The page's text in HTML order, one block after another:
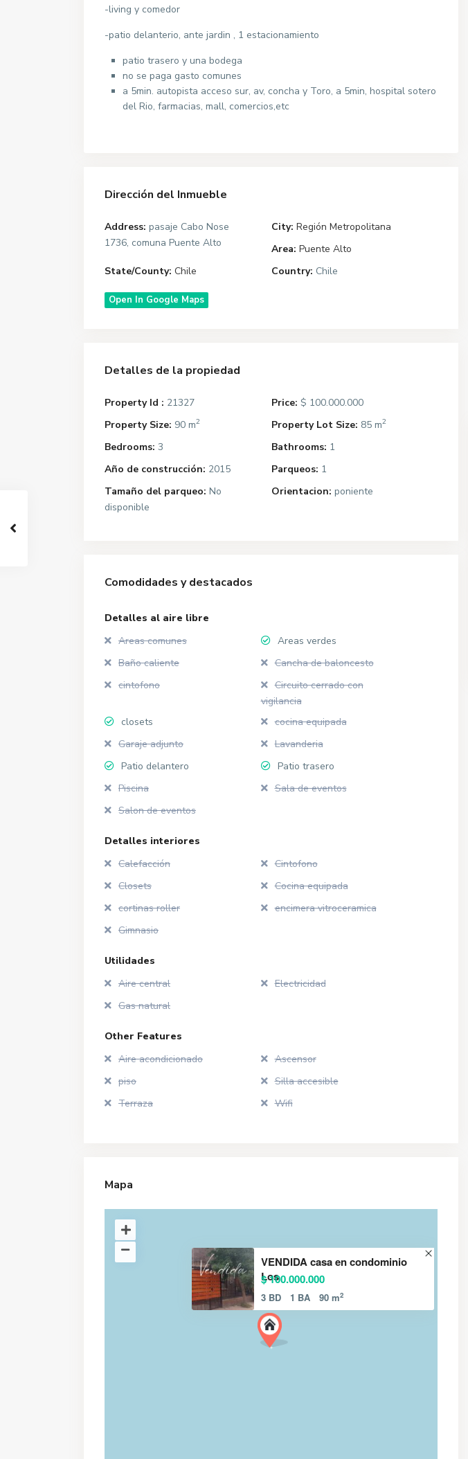
-living y comedor
-patio delanterio, ante jardin , 1 estacionamiento
patio trasero y una bodega
no se paga gasto comunes
a 5min. autopista acceso sur, av, concha y Toro, a 5min, hospital sotero
del Rio, farmacias, mall, comercios,etc
Dirección del Inmueble
Address: pasaje Cabo Nose
1736, comuna Puente Alto
City: Región Metropolitana
Area: Puente Alto
State/County: Chile Country: Chile
Open In Google Maps
Detalles de la propiedad
Property Id : 21327 Price: $ 100.000.000
Property Size: 90 m2 Property Lot Size: 85 m2
Bedrooms: 3 Bathrooms: 1
Año de construcción: 2015 Parqueos: 1
Tamaño del parqueo: No
disponible
Orientacion: poniente
Comodidades y destacados
Detalles al aire libre
Areas comunes
Areas verdes
Baño caliente
Cancha de baloncesto
cintofono
Circuito cerrado con
vigilancia
closets
cocina equipada
Garaje adjunto
Lavanderia
Patio delantero
Patio trasero
Piscina
Sala de eventos
Salon de eventos
Detalles interiores
Calefacción
Cintofono
Closets
Cocina equipada
cortinas roller
encimera vitroceramica
Gimnasio
Utilidades
Aire central
Electricidad
Gas natural
Other Features
Aire acondicionado
Ascensor
piso
Silla accesible
Terraza
Wifi
Mapa
VENDIDA casa en condominio
Los
$ 100.000.000
3 BD 1 BA 90 m2